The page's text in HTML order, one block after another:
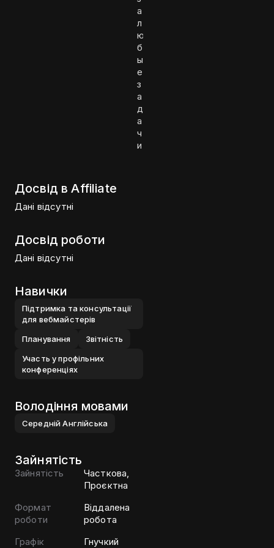
а
л
ю
б
ы
е
з
а
д
а
ч
и
Досвід в Affiliate
Дані відсутні
Досвід роботи
Дані відсутні
Навички
Пiдтримка та консультацiї
для вебмайстерiв
Планування
Звiтнiсть
Участь у профiльних
конференцiях
Володіння мовами
Середнiй Англiйська
Зайнятість
Зайнятість
Часткова,
Проєктна
Формат
роботи
Віддалена
робота
Графік
Гнучкий